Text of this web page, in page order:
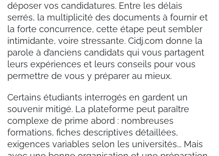
déposer vos candidatures. Entre les délais
serrés, la multiplicité des documents à fournir et
la forte concurrence, cette étape peut sembler
intimidante, voire stressante. Cidj.com donne la
parole à d’anciens candidats qui vous partagent
leurs expériences et leurs conseils pour vous
permettre de vous y préparer au mieux.
Certains étudiants interrogés en gardent un
souvenir mitigé. La plateforme peut paraître
complexe de prime abord : nombreuses
formations, fiches descriptives détaillées,
exigences variables selon les universités... Mais